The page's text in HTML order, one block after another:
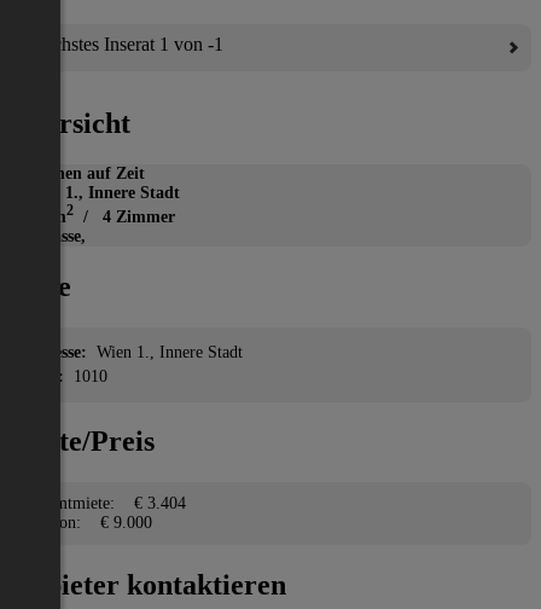
Nächstes Inserat 1 von -1
Übersicht
Wohnen auf Zeit
Wien 1., Innere Stadt
121 m2 / 4 Zimmer
Terrasse,
Lage
Adresse: Wien 1., Innere Stadt
PLZ:
1010
Miete/Preis
Gesamtmiete:
€ 3.404
Kaution:
€ 9.000
Anbieter kontaktieren